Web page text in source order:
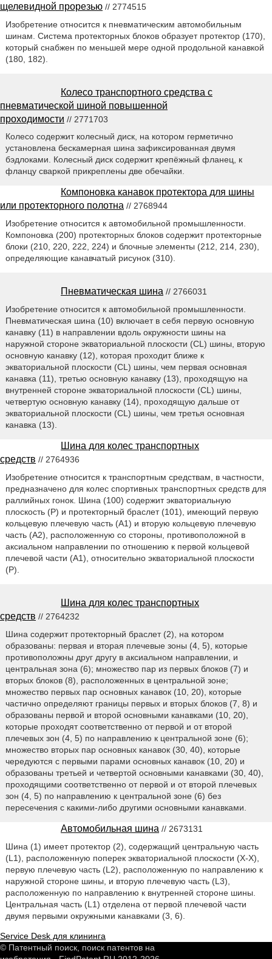
щелевидной прорезью // 2774515
Изобретение относится к пневматическим автомобильным
шинам. Система протекторных блоков образует протектор (170),
который снабжен по меньшей мере одной продольной канавкой
(180, 182).
Колесо транспортного средства с
пневматической шиной повышенной
проходимости // 2771703
Колесо содержит колесный диск, на котором герметично
установлена бескамерная шина зафиксированная двумя
бэдлоками. Колесный диск содержит крепёжный фланец, к
фланцу сваркой прикреплены две обечайки.
Компоновка канавок протектора для шины
или протекторного полотна // 2768944
Изобретение относится к автомобильной промышленности.
Компоновка (200) протекторных блоков содержит протекторные
блоки (210, 220, 222, 224) и блочные элементы (212, 214, 230),
определяющие канавчатый рисунок (310).
Пневматическая шина // 2766031
Изобретение относится к автомобильной промышленности.
Пневматическая шина (10) включает в себя первую основную
канавку (11) в направлении вдоль окружности шины на
наружной стороне экваториальной плоскости (CL) шины, вторую
основную канавку (12), которая проходит ближе к
экваториальной плоскости (CL) шины, чем первая основная
канавка (11), третью основную канавку (13), проходящую на
внутренней стороне экваториальной плоскости (CL) шины,
четвертую основную канавку (14), проходящую дальше от
экваториальной плоскости (CL) шины, чем третья основная
канавка (13).
Шина для колес транспортных
средств // 2764936
Изобретение относится к транспортным средствам, в частности,
предназначено для колес спортивных транспортных средств для
раллийных гонок. Шина (100) содержит экваториальную
плоскость (Р) и протекторный браслет (101), имеющий первую
кольцевую плечевую часть (А1) и вторую кольцевую плечевую
часть (А2), расположенную со стороны, противоположной в
аксиальном направлении по отношению к первой кольцевой
плечевой части (А1), относительно экваториальной плоскости
(Р).
Шина для колес транспортных
средств // 2764232
Шина содержит протекторный браслет (2), на котором
образованы: первая и вторая плечевые зоны (4, 5), которые
противоположны друг другу в аксиальном направлении, и
центральная зона (6); множество пар из первых блоков (7) и
вторых блоков (8), расположенных в центральной зоне;
множество первых пар основных канавок (10, 20), которые
частично определяют границы первых и вторых блоков (7, 8) и
образованы первой и второй основными канавками (10, 20),
которые проходят соответственно от первой и от второй
плечевых зон (4, 5) по направлению к центральной зоне (6);
множество вторых пар основных канавок (30, 40), которые
чередуются с первыми парами основных канавок (10, 20) и
образованы третьей и четвертой основными канавками (30, 40),
проходящими соответственно от первой и от второй плечевых
зон (4, 5) по направлению к центральной зоне (6) без
пересечения с какими-либо другими основными канавками.
Автомобильная шина // 2673131
Шина (1) имеет протектор (2), содержащий центральную часть
(L1), расположенную поперек экваториальной плоскости (X-X),
первую плечевую часть (L2), расположенную по направлению к
наружной стороне шины, и вторую плечевую часть (L3),
расположенную по направлению к внутренней стороне шины.
Центральная часть (L1) отделена от первой плечевой части
двумя первыми окружными канавками (3, 6).
Service Desk для клининга
© Патентный поиск, поиск патентов на